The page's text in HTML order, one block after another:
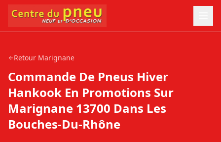
Retour Marignane
Commande De Pneus Hiver
Hankook En Promotions Sur
Marignane 13700 Dans Les
Bouches-Du-Rhône